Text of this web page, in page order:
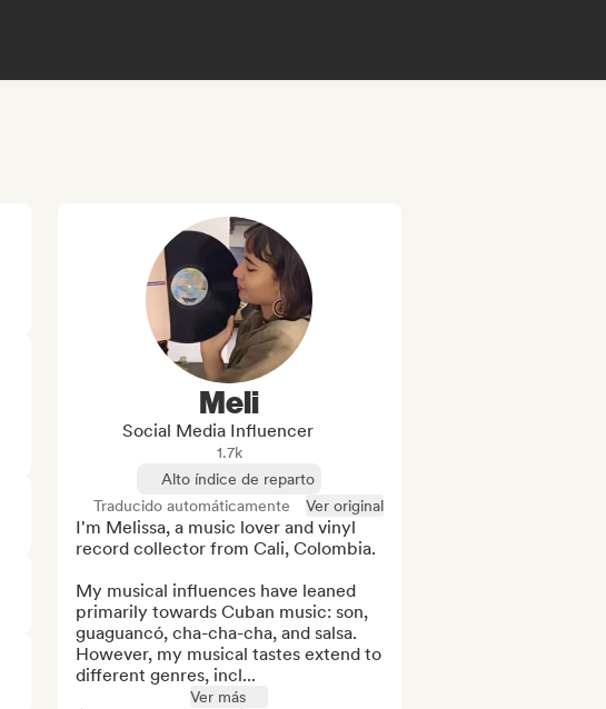
Meli
Social Media Influencer
1.7k
Alto índice de reparto
Traducido automáticamente
Ver original
I'm Melissa, a music lover and vinyl
record collector from Cali, Colombia.
My musical influences have leaned
primarily towards Cuban music: son,
guaguancó, cha-cha-cha, and salsa.
However, my musical tastes extend to
different genres, incl...
Ver más